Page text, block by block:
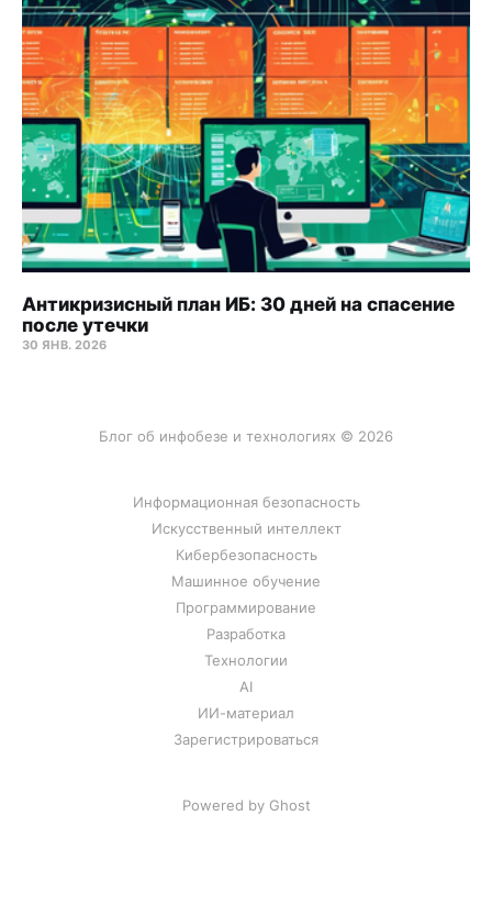
Антикризисный план ИБ: 30 дней на спасение
после утечки
30 ЯНВ. 2026
Блог об инфобезе и технологиях © 2026
Информационная безопасность
Искусственный интеллект
Кибербезопасность
Машинное обучение
Программирование
Разработка
Технологии
AI
ИИ-материал
Зарегистрироваться
Powered by Ghost